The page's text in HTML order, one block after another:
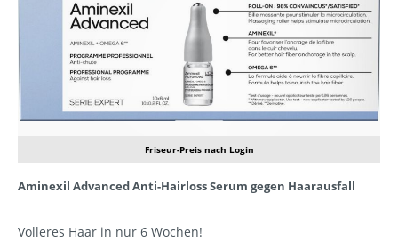
Friseur-Preis nach Login
Aminexil Advanced Anti-Hairloss Serum gegen Haarausfall
Volleres Haar in nur 6 Wochen!